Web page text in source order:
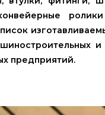
и
предприятий.